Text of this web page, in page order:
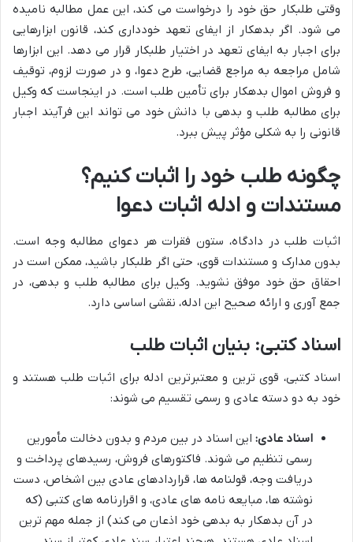
وقتی طلبکار حق خود را درخواست می کند، این عمل مطالبه نامیده
می شود. اگر بدهکار از ایفای تعهد خودداری کند، قانون ابزارهایی
برای اجبار به ایفای تعهد در اختیار طلبکار قرار می دهد. این ابزارها
شامل مراجعه به مراجع قضایی، طرح دعوا، و در صورت لزوم، توقیف
و فروش اموال بدهکار برای تأمین طلب است. در اینجاست که وکیل
برای مطالبه طلب و بدهی با دانش خود می تواند این فرآیند اجبار
قانونی را به شکلی مؤثر پیش ببرد.
چگونه طلب خود را اثبات کنیم؟
مستندات و ادله اثبات دعوا
اثبات طلب در دادگاه، ستون فقرات هر دعوای مطالبه وجه است.
بدون مدارک و مستندات قوی، حتی اگر طلبکار باشید، ممکن است در
احقاق حق خود موفق نشوید. وکیل برای مطالبه طلب و بدهی، در
جمع آوری و ارائه صحیح این ادله، نقشی اساسی دارد.
اسناد کتبی: بنیان اثبات طلب
اسناد کتبی، قوی ترین و معتبرترین ادله برای اثبات طلب هستند و
خود به دو دسته عادی و رسمی تقسیم می شوند:
اسناد عادی: این اسناد در بین مردم و بدون دخالت مأمورین
رسمی تنظیم می شوند. فاکتورهای فروش، رسیدهای پرداخت و
دریافت وجه، قولنامه ها، قراردادهای عادی بین اشخاص، دست
نوشته ها، مبایعه نامه های عادی، و اقرارنامه های کتبی (که
در آن بدهکار به بدهی خود اذعان می کند) از جمله مهم ترین